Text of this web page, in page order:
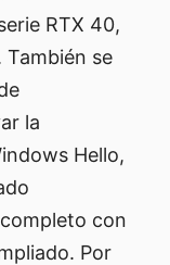
RTX 40,
se
la
Hello,
con
Por